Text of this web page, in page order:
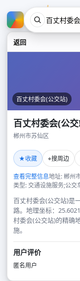
返回
百丈村委会(公交站)
百丈村委会(公
郴州市苏仙区
★收藏 ⌖搜周边
查看完整信息地址: 郴州
类型: 交通设施服务;公交
百丈村委会(公交站)是
路。地理坐标：
村委会(公交站)的精确
施。
用户评价
匿名用户